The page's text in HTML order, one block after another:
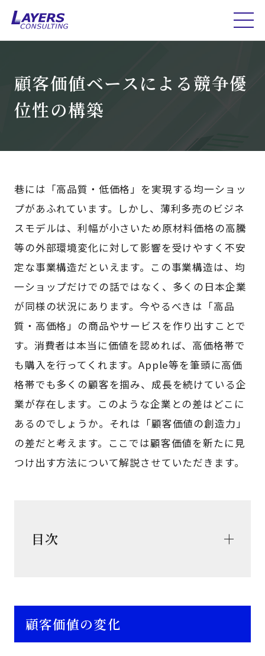
顧客価値ベースによる競争優
位性の構築
巷には「高品質・低価格」を実現する均一ショッ
プがあふれています。しかし、薄利多売のビジネ
スモデルは、利幅が小さいため原材料価格の高騰
等の外部環境変化に対して影響を受けやすく不安
定な事業構造だといえます。この事業構造は、均
一ショップだけでの話ではなく、多くの日本企業
が同様の状況にあります。今やるべきは「高品
質・高価格」の商品やサービスを作り出すことで
す。消費者は本当に価値を認めれば、高価格帯で
も購入を行ってくれます。Apple等を筆頭に高価
格帯でも多くの顧客を掴み、成長を続けている企
業が存在します。このような企業との差はどこに
あるのでしょうか。それは「顧客価値の創造力」
の差だと考えます。ここでは顧客価値を新たに見
つけ出す方法について解説させていただきます。
目次
顧客価値の変化